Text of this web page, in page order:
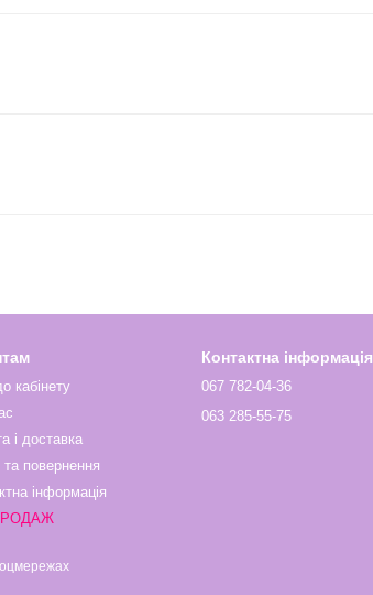
кабінету
і доставка
повернення
інформація
Контактна інформація
067 782-04-36
063 285-55-75